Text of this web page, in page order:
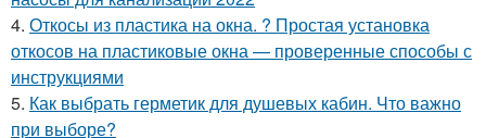
4. Откосы из пластика на окна. ? Простая установка
откосов на пластиковые окна — проверенные способы с
инструкциями
5. Как выбрать герметик для душевых кабин. Что важно
при выборе?